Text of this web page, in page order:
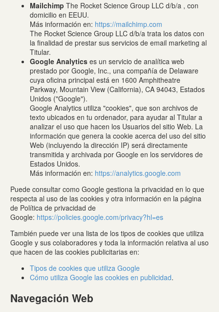
Mailchimp The Rocket Science Group LLC d/b/a , con
domicilio en EEUU.
Más información en: https://mailchimp.com
The Rocket Science Group LLC d/b/a trata los datos con
la finalidad de prestar sus servicios de email marketing al
Titular.
Google Analytics es un servicio de analítica web
prestado por Google, Inc., una compañía de Delaware
cuya oficina principal está en 1600 Amphitheatre
Parkway, Mountain View (California), CA 94043, Estados
Unidos ("Google").
Google Analytics utiliza "cookies", que son archivos de
texto ubicados en tu ordenador, para ayudar al Titular a
analizar el uso que hacen los Usuarios del sitio Web. La
información que genera la cookie acerca del uso del sitio
Web (incluyendo la dirección IP) será directamente
transmitida y archivada por Google en los servidores de
Estados Unidos.
Más información en: https://analytics.google.com
Puede consultar como Google gestiona la privacidad en lo que
respecta al uso de las cookies y otra información en la página
de Política de privacidad de
Google: https://policies.google.com/privacy?hl=es
También puede ver una lista de los tipos de cookies que utiliza
Google y sus colaboradores y toda la información relativa al uso
que hacen de las cookies publicitarias en:
Tipos de cookies que utiliza Google
Cómo utiliza Google las cookies en publicidad.
Navegación Web